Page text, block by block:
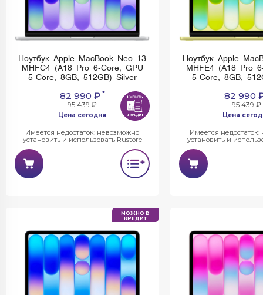
Ноутбук Apple MacBook Neo 13
MHFC4 (A18 Pro 6-Core, GPU
5-Core, 8GB, 512GB) Silver
82 990 ₽*
95 439 ₽
Цена сегодня
Имеется недостаток: невозможно
установить и использовать Rustore
Ноутбук Apple
MHFE4 (A18 Pro
5-Core, 8GB,
82 990
95 439 ₽
Цена
Имеется
установить и
МОЖНО В
КРЕДИТ